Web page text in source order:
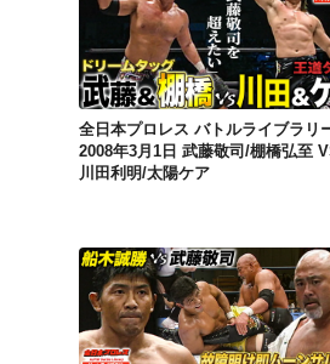
全日本プロレス バトルライブラ
全日本プロレス バトルライブラリ
2008年3月1日 武藤敬司/棚橋弘至
川田利明/太陽ケア
全日本プロレス バトルライブラ